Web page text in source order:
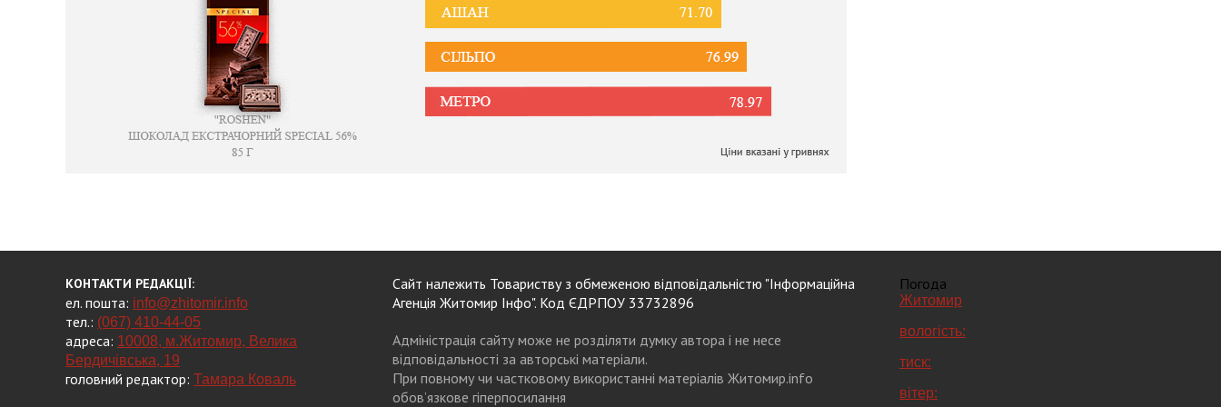
КОНТАКТИ РЕДАКЦІЇ:
ел. пошта: info@zhitomir.info
тел.: (067) 410-44-05
адреса: 10008, м.Житомир, Велика
Бердичівська, 19
головний редактор: Тамара Коваль
Сайт належить Товариству з обмеженою відповідальністю "Інформаційна
Агенція Житомир Інфо". Код ЄДРПОУ 33732896
Адміністрація сайту може не розділяти думку автора і не несе
відповідальності за авторські матеріали.
При повному чи частковому використанні матеріалів Житомир.info
обов’язкове гіперпосилання
Погода
Житомир
вологість:
тиск:
вітер: